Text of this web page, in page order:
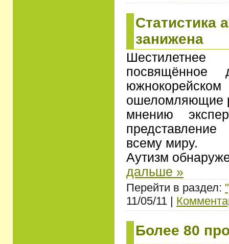
Статистика
занижена
посвящённое
ошеломляющие
мнению
всему миру.
Аутизм
дальше »
Перейти в раздел:
11/05/11 |
Более 80